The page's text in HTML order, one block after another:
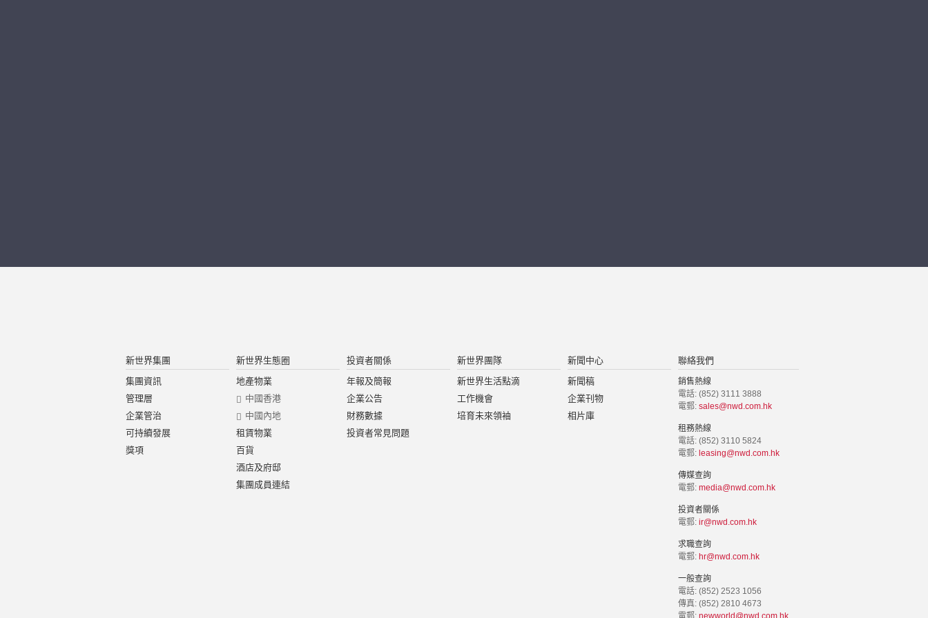
新世界集團
集團資訊
管理層
企業管治
可持續發展
獎項
新世界生態圈
地產物業
中國香港
中國內地
租賃物業
百貨
酒店及府邸
集團成員連結
投資者關係
年報及簡報
企業公告
財務數據
投資者常見問題
新世界團隊
新世界生活點滴
工作機會
培育未來領袖
新聞中心
新聞稿
企業刊物
相片庫
聯絡我們
銷售熱線
電話: (852) 3111 3888
電郵: sales@nwd.com.hk
租務熱線
電話: (852) 3110 5824
電郵: leasing@nwd.com.hk
傳媒查詢
電郵: media@nwd.com.hk
投資者關係
電郵: ir@nwd.com.hk
求職查詢
電郵: hr@nwd.com.hk
一般查詢
電話: (852) 2523 1056
傳真: (852) 2810 4673
電郵: newworld@nwd.com.hk